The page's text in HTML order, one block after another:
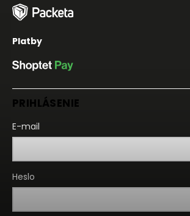
Platby
PRIHLÁSENIE
E-mail
Heslo